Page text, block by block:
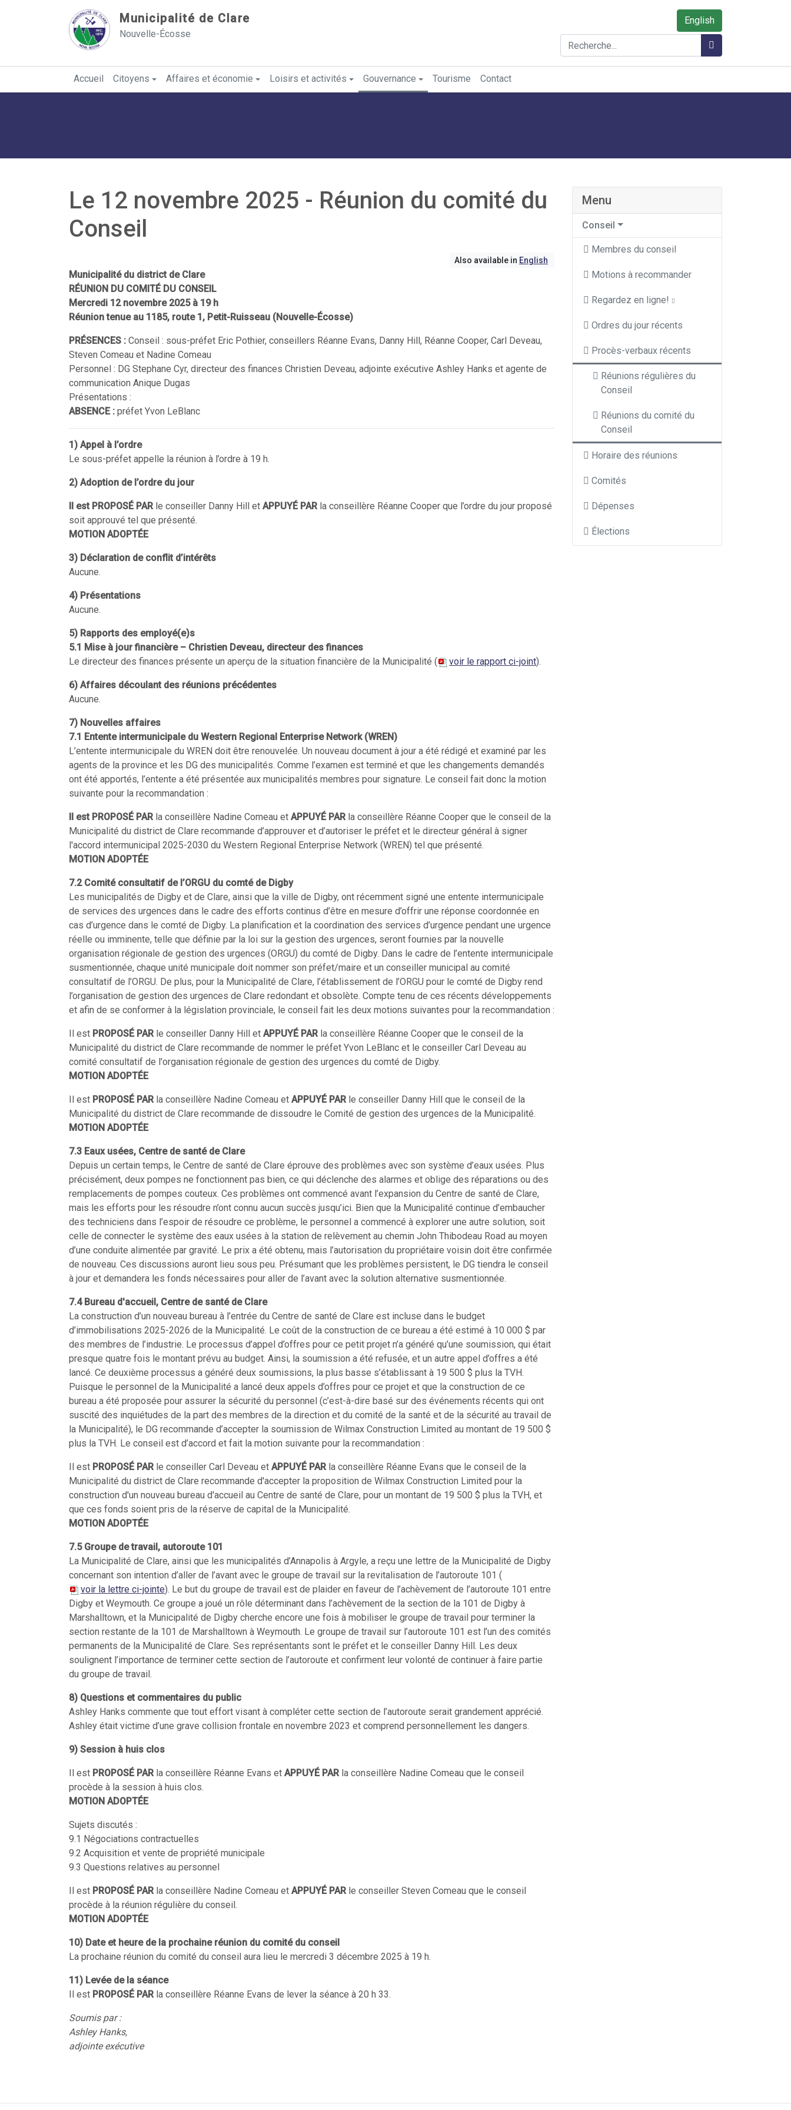
Municipalité de Clare
Nouvelle-Écosse
English
Rechercher
Accueil Citoyens Affaires et économie Loisirs et activités Gouvernance Tourisme Contact
Le 12 novembre 2025 - Réunion du comité du
Conseil
Also available in English
Municipalité du district de Clare
RÉUNION DU COMITÉ DU CONSEIL
Mercredi 12 novembre 2025 à 19 h
Réunion tenue au 1185, route 1, Petit-Ruisseau (Nouvelle-Écosse)
PRÉSENCES : Conseil : sous-préfet Eric Pothier, conseillers Réanne Evans, Danny Hill, Réanne Cooper, Carl Deveau,
Steven Comeau et Nadine Comeau
Personnel : DG Stephane Cyr, directeur des finances Christien Deveau, adjointe exécutive Ashley Hanks et agente de
communication Anique Dugas
Présentations :
ABSENCE : préfet Yvon LeBlanc
1) Appel à l’ordre
Le sous-préfet appelle la réunion à l’ordre à 19 h.
2) Adoption de l’ordre du jour
Il est PROPOSÉ PAR le conseiller Danny Hill et APPUYÉ PAR la conseillère Réanne Cooper que l’ordre du jour proposé
soit approuvé tel que présenté.
MOTION ADOPTÉE
3) Déclaration de conflit d’intérêts
Aucune.
4) Présentations
Aucune.
5) Rapports des employé(e)s
5.1 Mise à jour financière – Christien Deveau, directeur des finances
Le directeur des finances présente un aperçu de la situation financière de la Municipalité (
voir le rapport ci-joint).
6) Affaires découlant des réunions précédentes
Aucune.
7) Nouvelles affaires
7.1 Entente intermunicipale du Western Regional Enterprise Network (WREN)
L’entente intermunicipale du WREN doit être renouvelée. Un nouveau document à jour a été rédigé et examiné par les
agents de la province et les DG des municipalités. Comme l’examen est terminé et que les changements demandés
ont été apportés, l’entente a été présentée aux municipalités membres pour signature. Le conseil fait donc la motion
suivante pour la recommandation :
Il est PROPOSÉ PAR la conseillère Nadine Comeau et APPUYÉ PAR la conseillère Réanne Cooper que le conseil de la
Municipalité du district de Clare recommande d’approuver et d’autoriser le préfet et le directeur général à signer
l'accord intermunicipal 2025-2030 du Western Regional Enterprise Network (WREN) tel que présenté.
MOTION ADOPTÉE
7.2 Comité consultatif de l’ORGU du comté de Digby
Les municipalités de Digby et de Clare, ainsi que la ville de Digby, ont récemment signé une entente intermunicipale
de services des urgences dans le cadre des efforts continus d’être en mesure d’offrir une réponse coordonnée en
cas d’urgence dans le comté de Digby. La planification et la coordination des services d’urgence pendant une urgence
réelle ou imminente, telle que définie par la loi sur la gestion des urgences, seront fournies par la nouvelle
organisation régionale de gestion des urgences (ORGU) du comté de Digby. Dans le cadre de l’entente intermunicipale
susmentionnée, chaque unité municipale doit nommer son préfet/maire et un conseiller municipal au comité
consultatif de l’ORGU. De plus, pour la Municipalité de Clare, l’établissement de l’ORGU pour le comté de Digby rend
l’organisation de gestion des urgences de Clare redondant et obsolète. Compte tenu de ces récents développements
et afin de se conformer à la législation provinciale, le conseil fait les deux motions suivantes pour la recommandation :
Il est PROPOSÉ PAR le conseiller Danny Hill et APPUYÉ PAR la conseillère Réanne Cooper que le conseil de la
Municipalité du district de Clare recommande de nommer le préfet Yvon LeBlanc et le conseiller Carl Deveau au
comité consultatif de l'organisation régionale de gestion des urgences du comté de Digby.
MOTION ADOPTÉE
Il est PROPOSÉ PAR la conseillère Nadine Comeau et APPUYÉ PAR le conseiller Danny Hill que le conseil de la
Municipalité du district de Clare recommande de dissoudre le Comité de gestion des urgences de la Municipalité.
MOTION ADOPTÉE
7.3 Eaux usées, Centre de santé de Clare
Depuis un certain temps, le Centre de santé de Clare éprouve des problèmes avec son système d’eaux usées. Plus
précisément, deux pompes ne fonctionnent pas bien, ce qui déclenche des alarmes et oblige des réparations ou des
remplacements de pompes couteux. Ces problèmes ont commencé avant l’expansion du Centre de santé de Clare,
mais les efforts pour les résoudre n’ont connu aucun succès jusqu’ici. Bien que la Municipalité continue d’embaucher
des techniciens dans l’espoir de résoudre ce problème, le personnel a commencé à explorer une autre solution, soit
celle de connecter le système des eaux usées à la station de relèvement au chemin John Thibodeau Road au moyen
d’une conduite alimentée par gravité. Le prix a été obtenu, mais l’autorisation du propriétaire voisin doit être confirmée
de nouveau. Ces discussions auront lieu sous peu. Présumant que les problèmes persistent, le DG tiendra le conseil
à jour et demandera les fonds nécessaires pour aller de l’avant avec la solution alternative susmentionnée.
7.4 Bureau d'accueil, Centre de santé de Clare
La construction d’un nouveau bureau à l’entrée du Centre de santé de Clare est incluse dans le budget
d’immobilisations 2025-2026 de la Municipalité. Le coût de la construction de ce bureau a été estimé à 10 000 $ par
des membres de l’industrie. Le processus d’appel d’offres pour ce petit projet n’a généré qu’une soumission, qui était
presque quatre fois le montant prévu au budget. Ainsi, la soumission a été refusée, et un autre appel d’offres a été
lancé. Ce deuxième processus a généré deux soumissions, la plus basse s’établissant à 19 500 $ plus la TVH.
Puisque le personnel de la Municipalité a lancé deux appels d’offres pour ce projet et que la construction de ce
bureau a été proposée pour assurer la sécurité du personnel (c’est-à-dire basé sur des événements récents qui ont
suscité des inquiétudes de la part des membres de la direction et du comité de la santé et de la sécurité au travail de
la Municipalité), le DG recommande d’accepter la soumission de Wilmax Construction Limited au montant de 19 500 $
plus la TVH. Le conseil est d’accord et fait la motion suivante pour la recommandation :
Il est PROPOSÉ PAR le conseiller Carl Deveau et APPUYÉ PAR la conseillère Réanne Evans que le conseil de la
Municipalité du district de Clare recommande d'accepter la proposition de Wilmax Construction Limited pour la
construction d'un nouveau bureau d'accueil au Centre de santé de Clare, pour un montant de 19 500 $ plus la TVH, et
que ces fonds soient pris de la réserve de capital de la Municipalité.
MOTION ADOPTÉE
7.5 Groupe de travail, autoroute 101
La Municipalité de Clare, ainsi que les municipalités d’Annapolis à Argyle, a reçu une lettre de la Municipalité de Digby
concernant son intention d’aller de l’avant avec le groupe de travail sur la revitalisation de l’autoroute 101 (
voir la lettre ci-jointe). Le but du groupe de travail est de plaider en faveur de l’achèvement de l’autoroute 101 entre
Digby et Weymouth. Ce groupe a joué un rôle déterminant dans l’achèvement de la section de la 101 de Digby à
Marshalltown, et la Municipalité de Digby cherche encore une fois à mobiliser le groupe de travail pour terminer la
section restante de la 101 de Marshalltown à Weymouth. Le groupe de travail sur l’autoroute 101 est l’un des comités
permanents de la Municipalité de Clare. Ses représentants sont le préfet et le conseiller Danny Hill. Les deux
soulignent l’importance de terminer cette section de l’autoroute et confirment leur volonté de continuer à faire partie
du groupe de travail.
8) Questions et commentaires du public
Ashley Hanks commente que tout effort visant à compléter cette section de l’autoroute serait grandement apprécié.
Ashley était victime d’une grave collision frontale en novembre 2023 et comprend personnellement les dangers.
9) Session à huis clos
Il est PROPOSÉ PAR la conseillère Réanne Evans et APPUYÉ PAR la conseillère Nadine Comeau que le conseil
procède à la session à huis clos.
MOTION ADOPTÉE
Sujets discutés :
9.1 Négociations contractuelles
9.2 Acquisition et vente de propriété municipale
9.3 Questions relatives au personnel
Il est PROPOSÉ PAR la conseillère Nadine Comeau et APPUYÉ PAR le conseiller Steven Comeau que le conseil
procède à la réunion régulière du conseil.
MOTION ADOPTÉE
10) Date et heure de la prochaine réunion du comité du conseil
La prochaine réunion du comité du conseil aura lieu le mercredi 3 décembre 2025 à 19 h.
11) Levée de la séance
Il est PROPOSÉ PAR la conseillère Réanne Evans de lever la séance à 20 h 33.
Soumis par :
Ashley Hanks,
adjointe exécutive
Menu
Conseil
Membres du conseil
Motions à recommander
Regardez en ligne!
Ordres du jour récents
Procès-verbaux récents
Réunions régulières du
Conseil
Réunions du comité du
Conseil
Horaire des réunions
Comités
Dépenses
Élections